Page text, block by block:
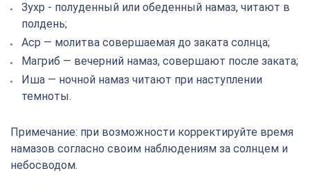
Зухр - полуденный или обеденный намаз, читают в
полдень;
Аср — молитва совершаемая до заката солнца;
Магриб — вечерний намаз, совершают после заката;
Иша — ночной намаз читают при наступлении
темноты.
Примечание: при возможности корректируйте время
намазов согласно своим наблюдениям за солнцем и
небосводом.